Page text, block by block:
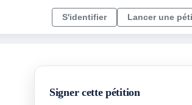
S'identifier Lancer une
Signer cette pétition